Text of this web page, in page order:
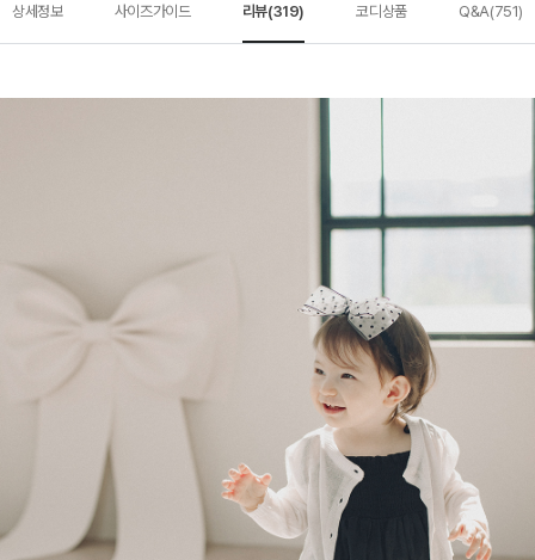
상세정보 사이즈가이드 리뷰(319) 코디상품 Q&A(751)